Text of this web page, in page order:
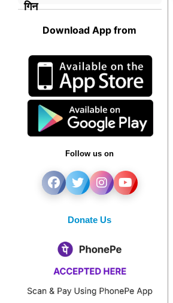
Download App from
Follow us on
Donate Us